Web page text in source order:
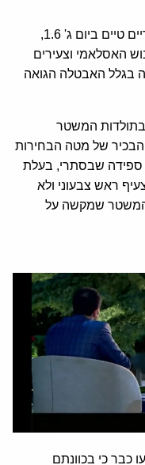
בסרט שאמור היה להיות משודרת בפריים טיים ביום ג' 1.6,
האסלאמי וצעירים
בגלל האבטלה הגואה
המשטר
של מטה הבחירות
ספידה שבסתרי, בעלת
ראש צבעוני ולא
המשטר שמקשה על
כבר כי בכוונתם